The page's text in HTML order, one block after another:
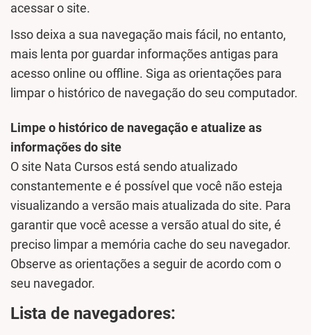
acessar o site.
Isso deixa a sua navegação mais fácil, no entanto,
mais lenta por guardar informações antigas para
acesso online ou offline. Siga as orientações para
limpar o histórico de navegação do seu computador.
Limpe o histórico de navegação e atualize as
informações do site
O site Nata Cursos está sendo atualizado
constantemente e é possível que você não esteja
visualizando a versão mais atualizada do site. Para
garantir que você acesse a versão atual do site, é
preciso limpar a memória cache do seu navegador.
Observe as orientações a seguir de acordo com o
seu navegador.
Lista de navegadores: